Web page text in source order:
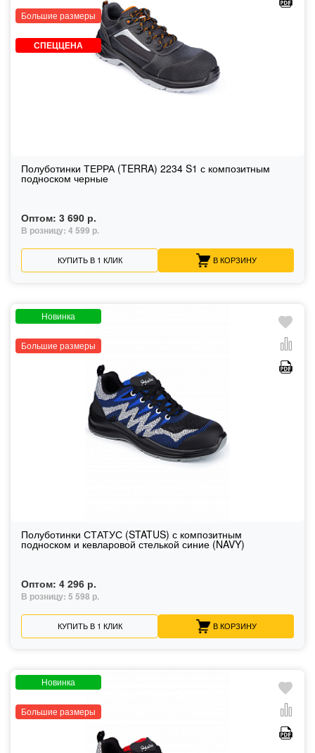
Большие размеры
СПЕЦЦЕНА
Полуботинки ТЕРРА (TERRA) 2234 S1 с композитным
подноском черные
Оптом: 3 690 р.
В розницу: 4 599 р.
КУПИТЬ В 1 КЛИК В КОРЗИНУ
Новинка
Большие размеры
Полуботинки СТАТУС (STATUS) с композитным
подноском и кевларовой стелькой синие (NAVY)
Оптом: 4 296 р.
В розницу: 5 598 р.
КУПИТЬ В 1 КЛИК В КОРЗИНУ
Новинка
Большие размеры